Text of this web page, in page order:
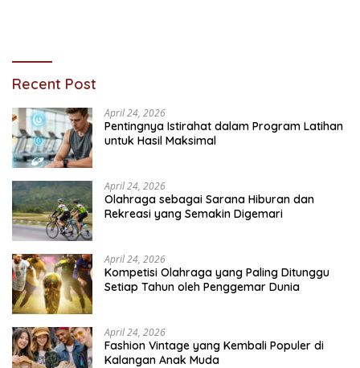
Recent Post
April 24, 2026
Pentingnya Istirahat dalam Program Latihan
untuk Hasil Maksimal
April 24, 2026
Olahraga sebagai Sarana Hiburan dan
Rekreasi yang Semakin Digemari
April 24, 2026
Kompetisi Olahraga yang Paling Ditunggu
Setiap Tahun oleh Penggemar Dunia
April 24, 2026
Fashion Vintage yang Kembali Populer di
Kalangan Anak Muda